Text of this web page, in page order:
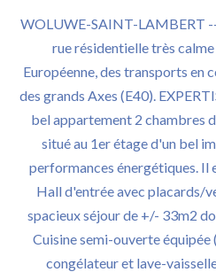
WOLUWE-SAINT-LAMBERT
rue résidentielle très
Européenne, des transports en
des grands Axes (E40).
bel appartement 2 chambres
situé au 1er étage d'un bel
performances énergétiques. Il
Hall d'entrée avec placards/
spacieux séjour de +/- 33m2
Cuisine semi-ouverte
congélateur et lave-